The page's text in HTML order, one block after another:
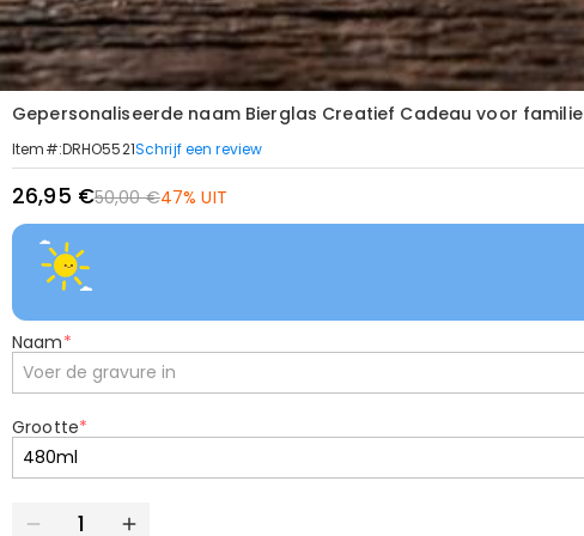
Gepersonaliseerde naam Bierglas Creatief Cadeau voor familie
Item#:DRHO5521Schrijf een review
26,95 €50,00 €47% UIT
Naam*
Grootte*